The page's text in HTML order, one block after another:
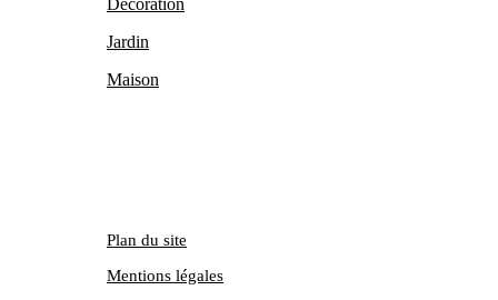
Jardin
Maison
Plan du site
Mentions légales